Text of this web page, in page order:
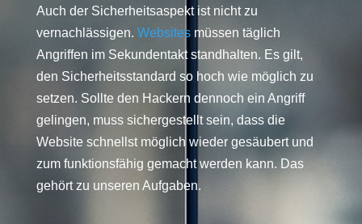
Auch der Sicherheitsaspekt ist nicht zu
vernachlässigen. Websitesmüssen täglich
Angriffen im Sekundentakt standhalten. Es gilt,
den Sicherheitsstandard so hoch wie möglich zu
setzen. Sollte den Hackern dennoch ein Angriff
gelingen, muss sichergestellt sein, dass die
Website schnellst möglich wieder gesäubert und
zum funktionsfähig gemacht werden kann. Das
gehört zu unseren Aufgaben.